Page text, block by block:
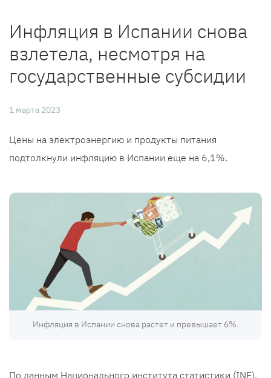
Инфляция в Испании снова
взлетела, несмотря на
государственные субсидии
1 марта 2023
Цены на электроэнергию и продукты питания
подтолкнули инфляцию в Испании еще на 6,1%.
Инфляция в Испании снова растет и превышает 6%.
По данным Национального института статистики (INE),